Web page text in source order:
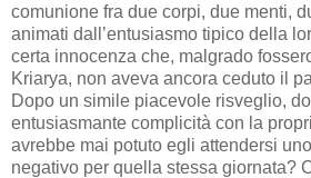
comunione fra due corpi, due menti,
animati dall’entusiasmo tipico della
certa innocenza che, malgrado
Kriarya, non aveva ancora ceduto il
Dopo un simile piacevole risveglio,
entusiasmante complicità con la
avrebbe mai potuto egli attendersi
negativo per quella stessa giornata?